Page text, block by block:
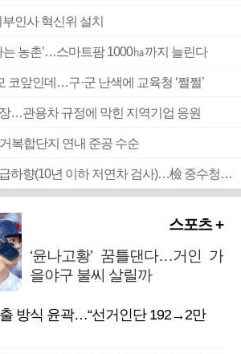
인사 혁신위 설치
는 농촌’…스마트팜 1000㏊까지 늘린다
코앞인데…구·군 난색에 교육청 ‘쩔쩔’
…관용차 규정에 막힌 지역기업 응원
복합단지 연내 준공 수순
■ 검사 신분 버리고 직급하향(10년 이하 저연차 검사)…檢 중수청행 기피
스포츠 +
‘윤나고황’ 꿈틀댄다…거인 가
을야구 불씨 살릴까
방식 윤곽…“선거인단 192→2만